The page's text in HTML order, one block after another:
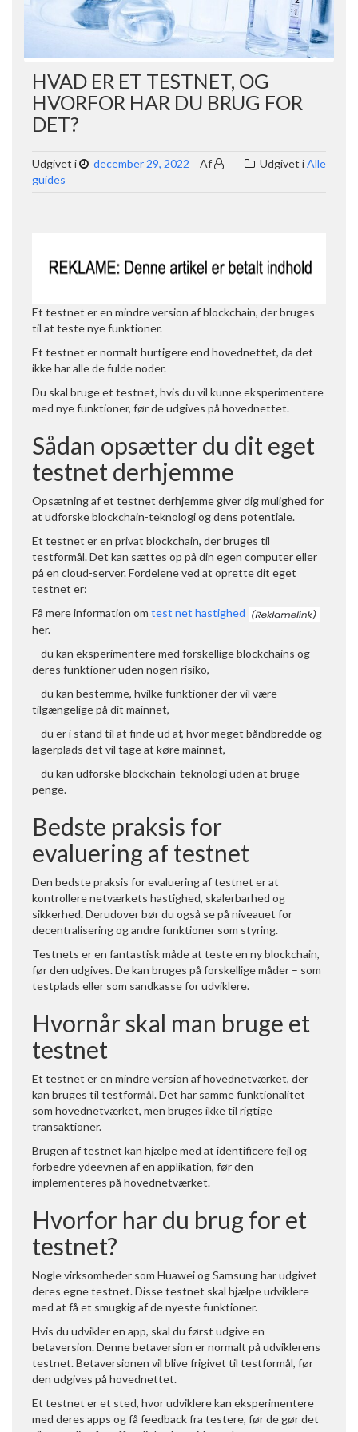
HVAD ER ET TESTNET, OG
HVORFOR HAR DU BRUG FOR
DET?
Udgivet i december 29, 2022 Af Udgivet iAlle
guides
Et testnet er en mindre version af blockchain, der bruges
til at teste nye funktioner.
Et testnet er normalt hurtigere end hovednettet, da det
ikke har alle de fulde noder.
Du skal bruge et testnet, hvis du vil kunne eksperimentere
med nye funktioner, før de udgives på hovednettet.
Sådan opsætter du dit eget
testnet derhjemme
Opsætning af et testnet derhjemme giver dig mulighed for
at udforske blockchain-teknologi og dens potentiale.
Et testnet er en privat blockchain, der bruges til
testformål. Det kan sættes op på din egen computer eller
på en cloud-server. Fordelene ved at oprette dit eget
testnet er:
Få mere information om test net hastighed
her.
– du kan eksperimentere med forskellige blockchains og
deres funktioner uden nogen risiko,
– du kan bestemme, hvilke funktioner der vil være
tilgængelige på dit mainnet,
– du er i stand til at finde ud af, hvor meget båndbredde og
lagerplads det vil tage at køre mainnet,
– du kan udforske blockchain-teknologi uden at bruge
penge.
Bedste praksis for
evaluering af testnet
Den bedste praksis for evaluering af testnet er at
kontrollere netværkets hastighed, skalerbarhed og
sikkerhed. Derudover bør du også se på niveauet for
decentralisering og andre funktioner som styring.
Testnets er en fantastisk måde at teste en ny blockchain,
før den udgives. De kan bruges på forskellige måder – som
testplads eller som sandkasse for udviklere.
Hvornår skal man bruge et
testnet
Et testnet er en mindre version af hovednetværket, der
kan bruges til testformål. Det har samme funktionalitet
som hovednetværket, men bruges ikke til rigtige
transaktioner.
Brugen af testnet kan hjælpe med at identificere fejl og
forbedre ydeevnen af en applikation, før den
implementeres på hovednetværket.
Hvorfor har du brug for et
testnet?
Nogle virksomheder som Huawei og Samsung har udgivet
deres egne testnet. Disse testnet skal hjælpe udviklere
med at få et smugkig af de nyeste funktioner.
Hvis du udvikler en app, skal du først udgive en
betaversion. Denne betaversion er normalt på udviklerens
testnet. Betaversionen vil blive frigivet til testformål, før
den udgives på hovednettet.
Et testnet er et sted, hvor udviklere kan eksperimentere
med deres apps og få feedback fra testere, før de gør det